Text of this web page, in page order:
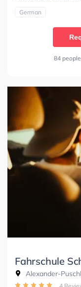
German
84
Fahrschule
Alexander-